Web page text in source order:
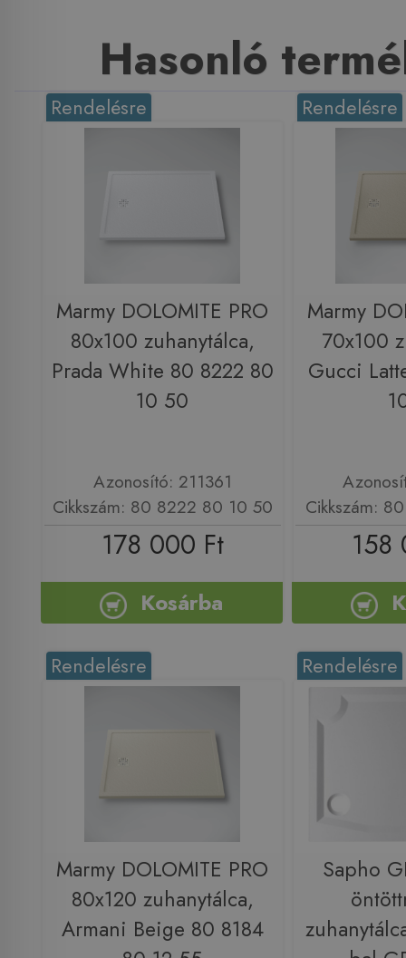
Hasonló
Rendelésre
Marmy DOLOMITE PRO
80x100 zuhanytálca,
Prada White 80 8222 80
10 50
Azonosító: 211361
Cikkszám: 80 8222 80 10 50
178 000 Ft
Kosárba
Rendelésre
Marmy
70x100
Gucci
Cikkszám:
158
Rendelésre
Marmy DOLOMITE PRO
80x120 zuhanytálca,
Armani Beige 80 8184
Rendelésre
Sapho